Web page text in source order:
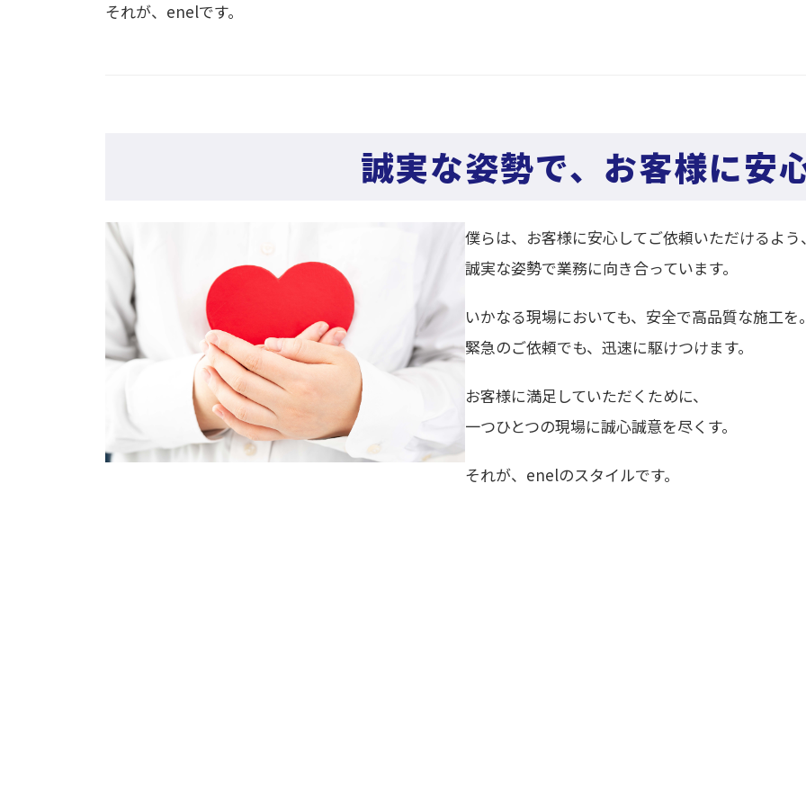
それが、enelです。
誠実な姿勢で、お客様に安
僕らは、お客様に安心してご依頼いただけるよう、
誠実な姿勢で業務に向き合っています。
いかなる現場においても、安全で高品質な施工を。
緊急のご依頼でも、迅速に駆けつけます。
お客様に満足していただくために、
一つひとつの現場に誠心誠意を尽くす。
それが、enelのスタイルです。